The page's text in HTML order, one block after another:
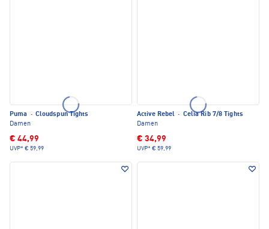
Puma · Cloudspun Tights
Damen
€ 44,99
UVP* € 59,99
Active Rebel · Celia Rib 7/8 Tights
Damen
€ 34,99
UVP* € 59,99